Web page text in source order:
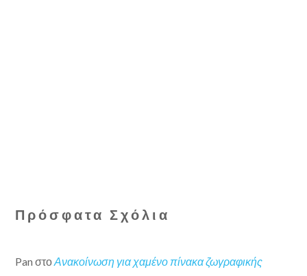
Πρόσφατα Σχόλια
Pan στοΑνακοίνωση για χαμένο πίνακα ζωγραφικής